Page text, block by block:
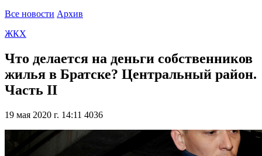
Все новости Архив
ЖКХ
Что делается на деньги собственников
жилья в Братске? Центральный район.
Часть II
19 мая 2020 г. 14:11 4036